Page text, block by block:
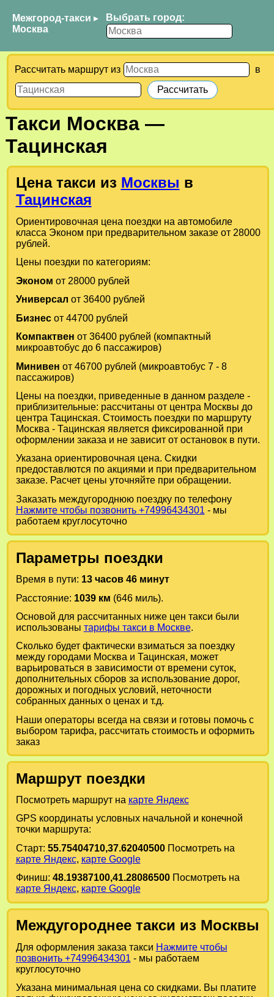
Межгород-такси ▸
Москва
Выбрать город:
Рассчитать маршрут из в
Такси Москва—
Тацинская
Цена такси из Москвы в
Тацинская
Ориентировочная цена поездки на автомобиле
класса Эконом при предварительном заказе от 28000
рублей.
Цены поездки по категориям:
Эконом от 28000 рублей
Универсал от 36400 рублей
Бизнесот 44700 рублей
Компактвен от 36400 рублей (компактный
микроавтобус до 6 пассажиров)
Минивен от 46700 рублей (микроавтобус 7 - 8
пассажиров)
Цены на поездки, приведенные в данном разделе -
приблизительные: рассчитаны от центра Москвы до
центра Тацинская. Стоимость поездки по маршруту
Москва - Тацинская является фиксированной при
оформлении заказа и не зависит от остановок в пути.
Указана ориентировочная цена. Скидки
предоставлются по акциями и при предварительном
заказе. Расчет цены уточняйте при обращении.
Заказать междугороднюю поездку по телефону
Нажмите чтобы позвонить +74996434301 - мы
работаем круглосуточно
Параметры поездки
Время в пути: 13 часов 46 минут
Расстояние: 1039 км (646 миль).
Основой для рассчитанных ниже цен такси были
использованы тарифы такси в Москве.
Сколько будет фактически взиматься за поездку
между городами Москваи Тацинская, может
варьироваться в зависимости от времени суток,
дополнительных сборов за использование дорог,
дорожных и погодных условий, неточности
собранных данных о ценах и т.д.
Наши операторы всегда на связи и готовы помочь с
выбором тарифа, рассчитать стоимость и оформить
заказ
Маршрут поездки
Посмотреть маршрут на карте Яндекс
GPS координаты условных начальной и конечной
точки маршрута:
Старт: 55.75404710,37.62040500Посмотреть на
карте Яндекс, карте Google
Финиш: 48.19387100,41.28086500Посмотреть на
карте Яндекс, карте Google
Междугороднее такси из Москвы
Для оформления заказа такси Нажмите чтобы
позвонить +74996434301 - мы работаем
круглосуточно
Указана минимальная цена со скидками. Вы платите